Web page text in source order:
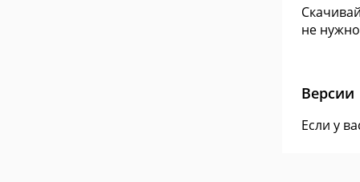
не
Версии
Если у